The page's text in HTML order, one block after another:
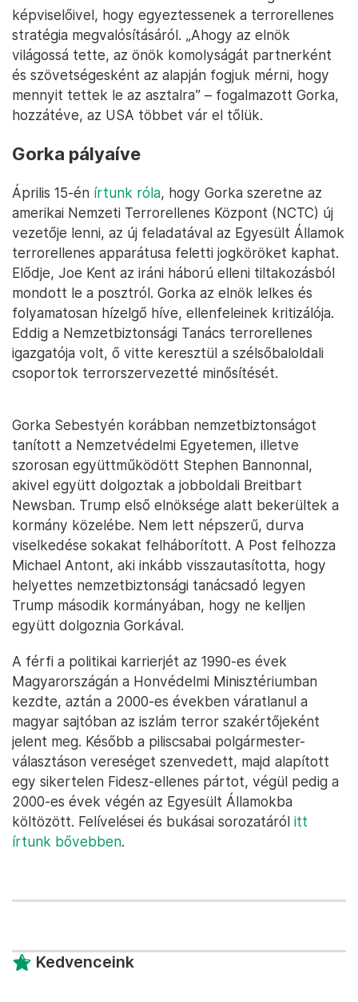
képviselőivel, hogy egyeztessenek a terrorellenes
stratégia megvalósításáról. „Ahogy az elnök
világossá tette, az önök komolyságát partnerként
és szövetségesként az alapján fogjuk mérni, hogy
mennyit tettek le az asztalra” – fogalmazott Gorka,
hozzátéve, az USA többet vár el tőlük.
Gorka pályaíve
Április 15-én írtunk róla, hogy Gorka szeretne az
amerikai Nemzeti Terrorellenes Központ (NCTC) új
vezetője lenni, az új feladatával az Egyesült Államok
terrorellenes apparátusa feletti jogköröket kaphat.
Elődje, Joe Kent az iráni háború elleni tiltakozásból
mondott le a posztról. Gorka az elnök lelkes és
folyamatosan hízelgő híve, ellenfeleinek kritizálója.
Eddig a Nemzetbiztonsági Tanács terrorellenes
igazgatója volt, ő vitte keresztül a szélsőbaloldali
csoportok terrorszervezetté minősítését.
Gorka Sebestyén korábban nemzetbiztonságot
tanított a Nemzetvédelmi Egyetemen, illetve
szorosan együttműködött Stephen Bannonnal,
akivel együtt dolgoztak a jobboldali Breitbart
Newsban. Trump első elnöksége alatt bekerültek a
kormány közelébe. Nem lett népszerű, durva
viselkedése sokakat felháborított. A Post felhozza
Michael Antont, aki inkább visszautasította, hogy
helyettes nemzetbiztonsági tanácsadó legyen
Trump második kormányában, hogy ne kelljen
együtt dolgoznia Gorkával.
A férfi a politikai karrierjét az 1990-es évek
Magyarországán a Honvédelmi Minisztériumban
kezdte, aztán a 2000-es években váratlanul a
magyar sajtóban az iszlám terror szakértőjeként
jelent meg. Később a piliscsabai polgármester-
választáson vereséget szenvedett, majd alapított
egy sikertelen Fidesz-ellenes pártot, végül pedig a
2000-es évek végén az Egyesült Államokba
költözött. Felívelései és bukásai sorozatáról itt
írtunk bővebben.
Kedvenceink